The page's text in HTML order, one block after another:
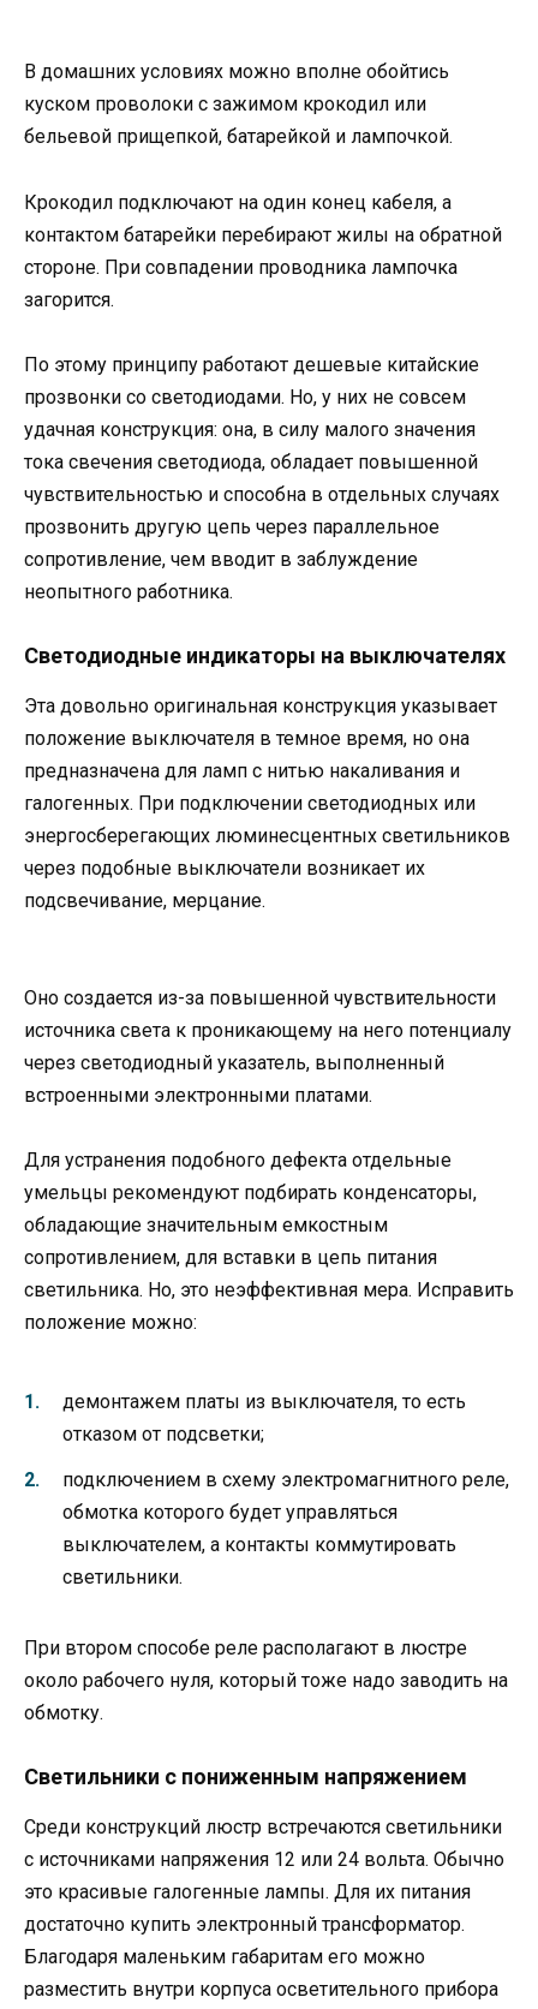
В домашних условиях можно вполне обойтись
куском проволоки с зажимом крокодил или
бельевой прищепкой, батарейкой и лампочкой.
Крокодил подключают на один конец кабеля, а
контактом батарейки перебирают жилы на обратной
стороне. При совпадении проводника лампочка
загорится.
По этому принципу работают дешевые китайские
прозвонки со светодиодами. Но, у них не совсем
удачная конструкция: она, в силу малого значения
тока свечения светодиода, обладает повышенной
чувствительностью и способна в отдельных случаях
прозвонить другую цепь через параллельное
сопротивление, чем вводит в заблуждение
неопытного работника.
Светодиодные индикаторы на выключателях
Эта довольно оригинальная конструкция указывает
положение выключателя в темное время, но она
предназначена для ламп с нитью накаливания и
галогенных. При подключении светодиодных или
энергосберегающих люминесцентных светильников
через подобные выключатели возникает их
подсвечивание, мерцание.
Оно создается из-за повышенной чувствительности
источника света к проникающему на него потенциалу
через светодиодный указатель, выполненный
встроенными электронными платами.
Для устранения подобного дефекта отдельные
умельцы рекомендуют подбирать конденсаторы,
обладающие значительным емкостным
сопротивлением, для вставки в цепь питания
светильника. Но, это неэффективная мера. Исправить
положение можно:
демонтажем платы из выключателя, то есть
отказом от подсветки;
подключением в схему электромагнитного реле,
обмотка которого будет управляться
выключателем, а контакты коммутировать
светильники.
При втором способе реле располагают в люстре
около рабочего нуля, который тоже надо заводить на
обмотку.
Светильники с пониженным напряжением
Среди конструкций люстр встречаются светильники
с источниками напряжения 12 или 24 вольта. Обычно
это красивые галогенные лампы. Для их питания
достаточно купить электронный трансформатор.
Благодаря маленьким габаритам его можно
разместить внутри корпуса осветительного прибора